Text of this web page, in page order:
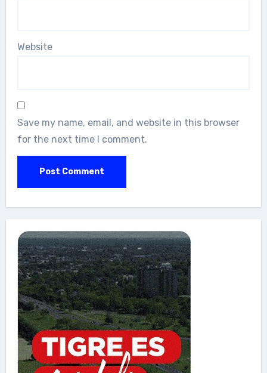
Website
Save my name, email, and website in this browser
for the next time I comment.